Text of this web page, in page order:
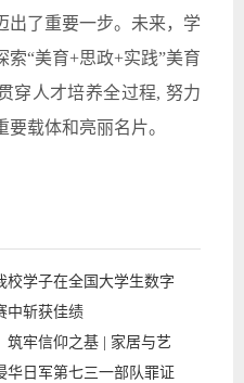
出了重要一步。未来，学
索“美育+思政+实践”美育
穿人才培养全过程, 努力
载体和亮丽名片。
校学子在全国大学生数字
中斩获佳绩
筑牢信仰之基 | 家居与艺
华日军第七三一部队罪证